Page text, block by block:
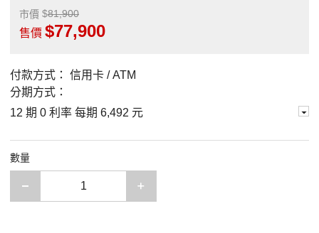
市價 81,900
售價 77,900
付款方式：
信用卡 / ATM
分期方式：
12 期 0 利率 每期 6,492 元
數量
減少一項